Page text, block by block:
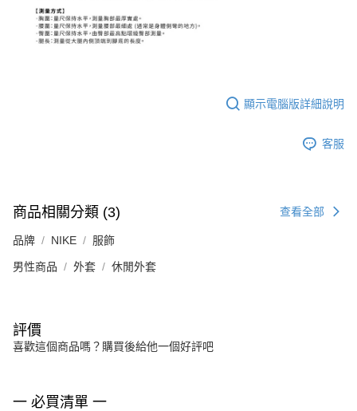
顯示電腦版詳細說明
客服
商品相關分類 (3) 查看全部
品牌 NIKE 服飾
男性商品 外套 休閒外套
評價
喜歡這個商品嗎？購買後給他一個好評吧
一 必買清單 一